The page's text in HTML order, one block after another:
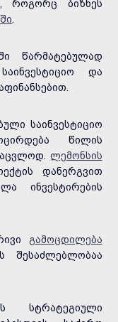
როგორც ბიზნეს
წარმატებულად
და
საინვესტიციო
წილის
ლემონსის
დანერგვით
ინვესტირების
გამოცდილება
შესაძლებლობაა
სტრატეგიული